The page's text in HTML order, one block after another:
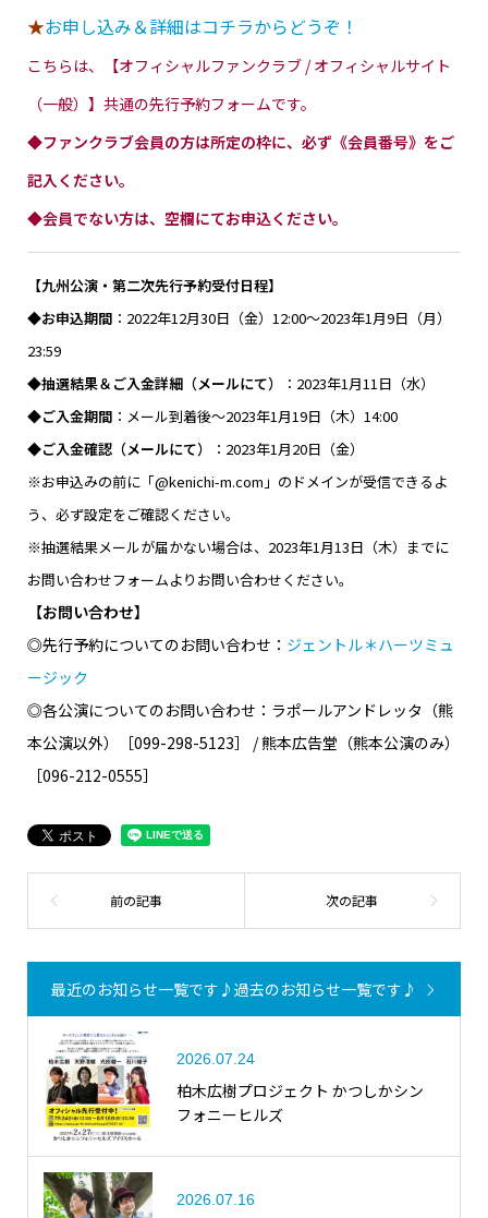
★お申し込み＆詳細はコチラからどうぞ！
こちらは、【オフィシャルファンクラブ / オフィシャルサイト
（一般）】共通の先行予約フォームです。
◆ファンクラブ会員の方は所定の枠に、必ず《会員番号》をご
記入ください。
◆会員でない方は、空欄にてお申込ください。
【九州公演・第二次先行予約受付日程】
◆お申込期間：2022年12月30日（金）12:00～2023年1月9日（月）
23:59
◆抽選結果＆ご入金詳細（メールにて）
：2023年1月11日（水）
◆ご入金期間：メール到着後～2023年1月19日（木）14:00
◆ご入金確認（メールにて）
：2023年1月20日（金）
※お申込みの前に「@kenichi-m.com」のドメインが受信できるよ
う、必ず設定をご確認ください。
※抽選結果メールが届かない場合は、2023年1月13日（木）までに
お問い合わせフォームよりお問い合わせください。
【お問い合わせ】
◎先行予約についてのお問い合わせ： ジェントル＊ハーツミュ
ージック
◎各公演についてのお問い合わせ：ラポールアンドレッタ（熊
本公演以外）［099-298-5123］ / 熊本広告堂（熊本公演のみ）
［096-212-0555］
最近のお知らせ一覧です♪ 過去のお知らせ一覧です♪
2026.07.24
柏木広樹プロジェクト かつしかシン
フォニーヒルズ
2026.07.16